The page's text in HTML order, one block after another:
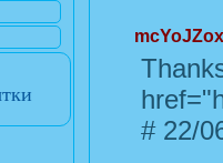
#22/